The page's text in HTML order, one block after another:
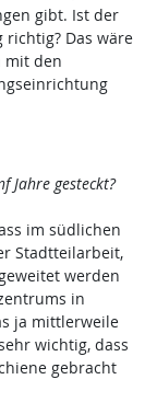
gibt. Ist der
Das wäre
mit den
Jahre gesteckt?
im südlichen
Stadtteilarbeit,
werden
in
ja mittlerweile
wichtig, dass
gebracht